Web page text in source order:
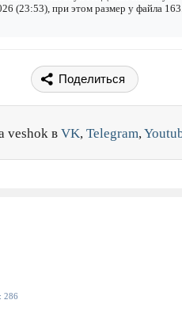
(23:53), при этом размер у файла
Поделиться
veshok в VK, Telegram,
286